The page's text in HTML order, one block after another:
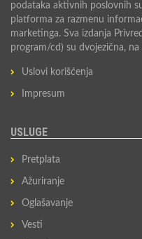
podataka aktivnih poslovnih
platforma za razmenu
marketinga. Sva izdanja
program/cd) su dvojezična,
Uslovi korišćenja
Impresum
USLUGE
Pretplata
Ažuriranje
Oglašavanje
Vesti